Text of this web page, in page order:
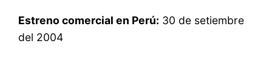
Estreno comercial en Perú: 30 de setiembre
del 2004